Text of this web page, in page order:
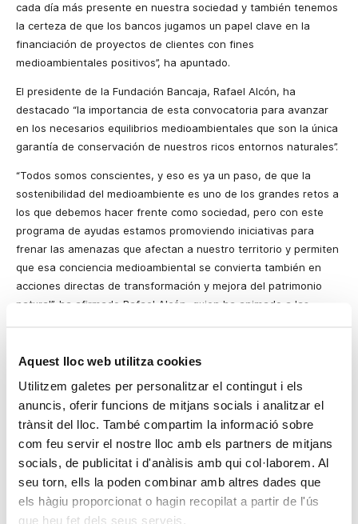
Aquest lloc web utilitza cookies
Utilitzem galetes per personalitzar el contingut i els
anuncis, oferir funcions de mitjans socials i analitzar el
trànsit del lloc. També compartim la informació sobre
com feu servir el nostre lloc amb els partners de mitjans
socials, de publicitat i d'anàlisis amb qui col·laborem. Al
seu torn, ells la poden combinar amb altres dades que
els hàgiu proporcionat o hagin recopilat a partir de l'ús
que heu fet dels seus serveis.
cada día más presente en nuestra sociedad y también tenemos
la certeza de que los bancos jugamos un papel clave en la
financiación de proyectos de clientes con fines
medioambientales positivos”, ha apuntado.
El presidente de la Fundación Bancaja, Rafael Alcón, ha
destacado “la importancia de esta convocatoria para avanzar
en los necesarios equilibrios medioambientales que son la única
garantía de conservación de nuestros ricos entornos naturales”.
“Todos somos conscientes, y eso es ya un paso, de que la
sostenibilidad del medioambiente es uno de los grandes retos a
los que debemos hacer frente como sociedad, pero con este
programa de ayudas estamos promoviendo iniciativas para
frenar las amenazas que afectan a nuestro territorio y permiten
que esa conciencia medioambiental se convierta también en
acciones directas de transformación y mejora del patrimonio
natural”, ha afirmado Rafael Alcón, quien ha animado a las
las siguientes tipologías:
Proyectos que fomenten la conservación, el
(terrestres, marinos y de agua dulce), así como la puesta
en valor de los servicios que proporcionan. En particular
se valorarán los proyectos que fomenten la conservación
de los bosques, los humedales, las montañas, los suelos,
o la fauna amenazada o en peligro.